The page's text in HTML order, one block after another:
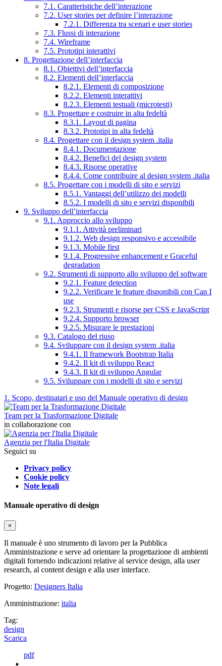
7.1. Caratteristiche dell’interazione
7.2. User stories per definire l’interazione
7.2.1. Differenza tra scenari e user stories
7.3. Flussi di interazione
7.4. Wireframe
7.5. Prototipi interattivi
8. Progettazione dell’interfaccia
8.1. Obiettivi dell’interfaccia
8.2. Elementi dell’interfaccia
8.2.1. Elementi di composizione
8.2.2. Elementi interattivi
8.2.3. Elementi testuali (microtesti)
8.3. Progettare e costruire in alta fedeltà
8.3.1. Layout di pagina
8.3.2. Prototipi in alta fedeltà
8.4. Progettare con il design system .italia
8.4.1. Documentazione
8.4.2. Benefici del design system
8.4.3. Risorse operative
8.4.4. Come contribuire al design system .italia
8.5. Progettare con i modelli di sito e servizi
8.5.1. Vantaggi dell’utilizzo dei modelli
8.5.2. I modelli di sito e servizi disponibili
9. Sviluppo dell’interfaccia
9.1. Approccio allo sviluppo
9.1.1. Attività preliminari
9.1.2. Web design responsivo e accessibile
9.1.3. Mobile first
9.1.4. Progressive enhancement e Graceful
degradation
9.2. Strumenti di supporto allo sviluppo del software
9.2.1. Feature detection
9.2.2. Verificare le feature disponibili con Can I
use
9.2.3. Strumenti e risorse per CSS e JavaScript
9.2.4. Supporto browser
9.2.5. Misurare le prestazioni
9.3. Catalogo del riuso
9.4. Sviluppare con il design system .italia
9.4.1. Il framework Bootstrap Italia
9.4.2. Il kit di sviluppo React
9.4.3. Il kit di sviluppo Angular
9.5. Sviluppare con i modelli di sito e servizi
1. Scopo, destinatari e uso del Manuale operativo di design
Team per la Trasformazione Digitale
in collaborazione con
Agenzia per l'Italia Digitale
Seguici su
Privacy policy
Cookie policy
Note legali
Manuale operativo di design
×
Il manuale è uno strumento di lavoro per la Pubblica
Amministrazione e serve ad orientare la progettazione di ambienti
digitali fornendo indicazioni relative al service design, alla user
research, al content design e alla user interface.
Progetto: Designers Italia
Amministrazione: italia
Tag:
design
Scarica
pdf